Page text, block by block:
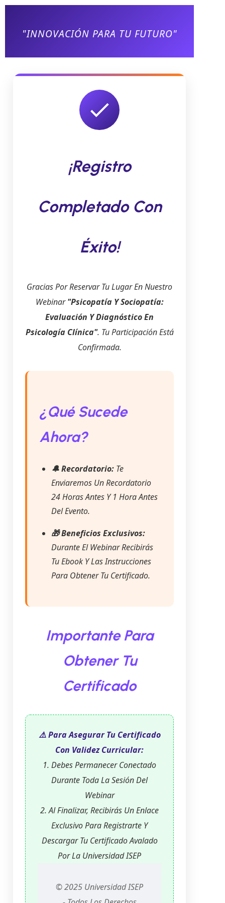
"INNOVACIÓN PARA TU FUTURO"
¡Registro
Completado Con
Éxito!
Gracias Por Reservar Tu Lugar En Nuestro
Webinar"Psicopatía Y Sociopatía:
Evaluación Y Diagnóstico En
Psicología Clínica". Tu Participación Está
Confirmada.
¿Qué Sucede
Ahora?
🔔 Recordatorio: Te
Enviaremos Un Recordatorio
24 Horas Antes Y 1 Hora Antes
Del Evento.
🎁 Beneficios Exclusivos:
Durante El Webinar Recibirás
Tu Ebook Y Las Instrucciones
Para Obtener Tu Certificado.
Importante Para
Obtener Tu
Certificado
⚠️ Para Asegurar Tu Certificado
Con Validez Curricular:
1. Debes Permanecer Conectado
Durante Toda La Sesión Del
Webinar
2. Al Finalizar, Recibirás Un Enlace
Exclusivo Para Registrarte Y
Descargar Tu Certificado Avalado
Por La Universidad ISEP
© 2025 Universidad ISEP